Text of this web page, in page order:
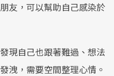
友，可以幫助自己感染於
現自己也跟著難過、想法
洩，需要空間整理心情。